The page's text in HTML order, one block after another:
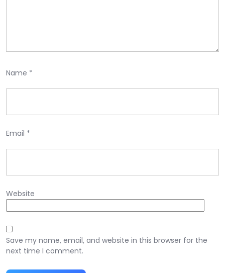
Name *
Email *
Website
Save my name, email, and website in this browser for the
next time I comment.